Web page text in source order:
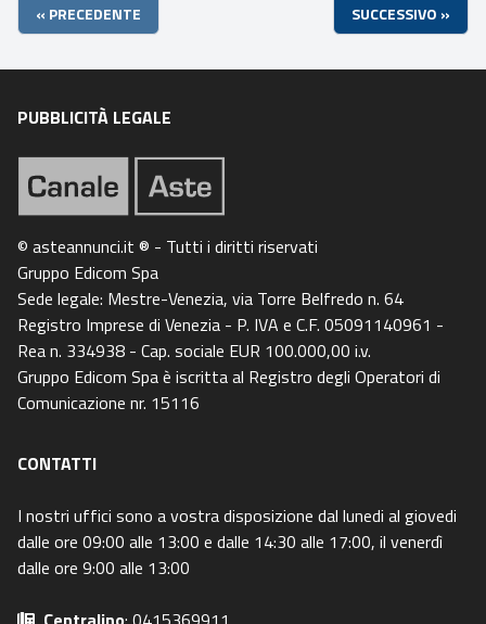
« PRECEDENTE SUCCESSIVO »
PUBBLICITÀ LEGALE
© asteannunci.it ® - Tutti i diritti riservati
Gruppo Edicom Spa
Sede legale: Mestre-Venezia, via Torre Belfredo n. 64
Registro Imprese di Venezia - P. IVA e C.F. 05091140961 -
Rea n. 334938 - Cap. sociale EUR 100.000,00 i.v.
Gruppo Edicom Spa è iscritta al Registro degli Operatori di
Comunicazione nr. 15116
CONTATTI
I nostri uffici sono a vostra disposizione dal lunedi al giovedi
dalle ore 09:00 alle 13:00 e dalle 14:30 alle 17:00, il venerdì
dalle ore 9:00 alle 13:00